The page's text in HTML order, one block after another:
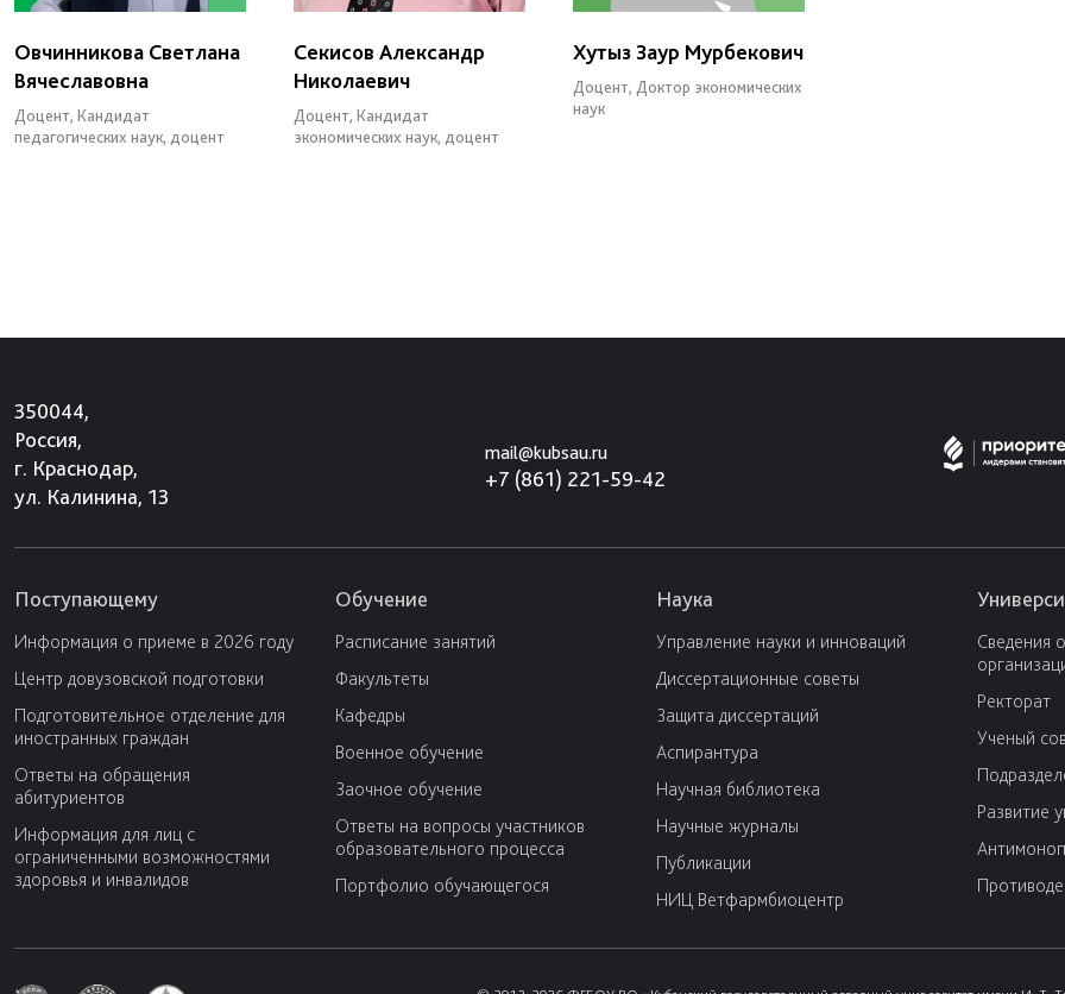
Овчинникова Светлана
Вячеславовна
Доцент, Кандидат
педагогических наук, доцент
Секисов Александр
Николаевич
Доцент, Кандидат
экономических наук, доцент
Хутыз Заур Мурбекович
Доцент, Доктор экономических
наук
350044,
Россия,
г. Краснодар,
ул. Калинина, 13
mail@kubsau.ru
+7 (861) 221-59-42
Поступающему
Информация о приеме в 2026 году
Центр довузовской подготовки
Подготовительное отделение для
иностранных граждан
Ответы на обращения
абитуриентов
Информация для лиц с
ограниченными возможностями
здоровья и инвалидов
Обучение
Расписание занятий
Факультеты
Кафедры
Военное обучение
Заочное обучение
Ответы на вопросы участников
образовательного процесса
Портфолио обучающегося
Наука
Управление науки и инноваций
Диссертационные советы
Защита диссертаций
Аспирантура
Научная библиотека
Научные журналы
Публикации
НИЦ Ветфармбиоцентр
Сведения
Ректорат
Ученый
Развитие